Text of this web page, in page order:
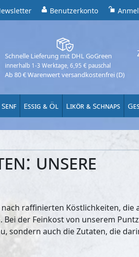
Benutzerkonto
Schnelle Lieferung mit DHL GoGreen
innerhalb 1-3 Werktage, 6,95 € pauschal
Ab 80 € Warenwert versandkostenfrei (D)
Senf Essig & Öl Likör & Schnaps
unsere
raffinierten Köstlichkeiten, die
der Feinkost von unserem
sondern auch die Zutaten, die